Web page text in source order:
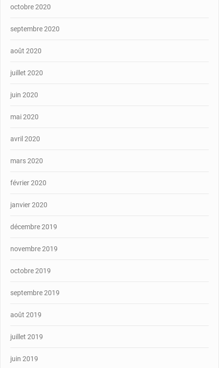
octobre 2020
septembre 2020
août 2020
juillet 2020
juin 2020
mai 2020
avril 2020
mars 2020
février 2020
janvier 2020
décembre 2019
novembre 2019
octobre 2019
septembre 2019
août 2019
juillet 2019
juin 2019